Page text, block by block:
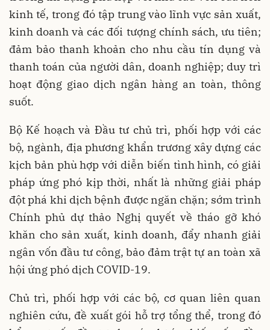
kinh tế, trong đó tập trung vào lĩnh vực sản xuất,
kinh doanh và các đối tượng chính sách, ưu tiên;
đảm bảo thanh khoản cho nhu cầu tín dụng và
thanh toán của người dân, doanh nghiệp; duy trì
hoạt động giao dịch ngân hàng an toàn, thông
suốt.
Bộ Kế hoạch và Đầu tư chủ trì, phối hợp với các
bộ, ngành, địa phương khẩn trương xây dựng các
kịch bản phù hợp với diễn biến tình hình, có giải
pháp ứng phó kịp thời, nhất là những giải pháp
đột phá khi dịch bệnh được ngăn chặn; sớm trình
Chính phủ dự thảo Nghị quyết về tháo gỡ khó
khăn cho sản xuất, kinh doanh, đẩy nhanh giải
ngân vốn đầu tư công, bảo đảm trật tự an toàn xã
hội ứng phó dịch COVID-19.
Chủ trì, phối hợp với các bộ, cơ quan liên quan
nghiên cứu, đề xuất gói hỗ trợ tổng thể, trong đó